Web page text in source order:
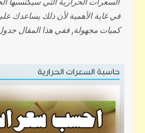
في غاية الأهمية لأن ذلك يساعدك
كميات مجهولة, ففي هذا المقال
الأطعمة, وبذلك يمكنك تناول
النقصان بمعرفة كمية السعرات
اولا حساب السعرات الحرارية التي
وطولك وسنك ونشاطك اليومي
وسيظهر لك عدد السعرات التي